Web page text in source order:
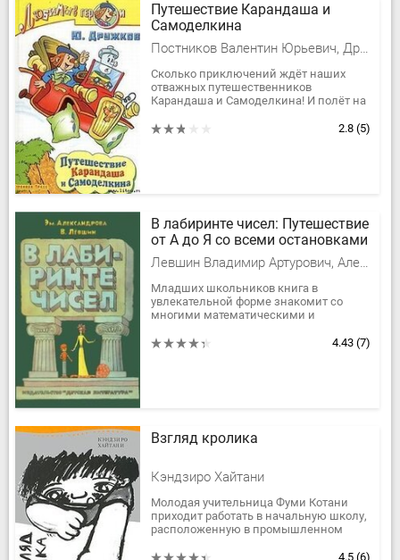
Путешествие Карандаша и
Самоделкина
Постников Валентин Юрьевич, Дружков Юрий Михайлович
Сколько приключений ждёт наших
отважных путешественников
Карандаша и Самоделкина! И полёт на
Что ещё?Читайте и узнаете!
2.8 (5)
В лабиринте чисел: Путешествие
от А до Я со всеми остановками
Левшин Владимир Артурович, Александрова Эмилия Борисовна
Младших школьников книга в
увлекательной форме знакомит со
многими математическими и
в лабиринте чисел очень просто. Но
4.43 (7)
Взгляд кролика
Кэндзиро Хайтани
Молодая учительница Фуми Котани
приходит работать в начальную школу,
расположенную в промышленном
учится сирота Тэцудзо - молчаливый...
4.5 (6)